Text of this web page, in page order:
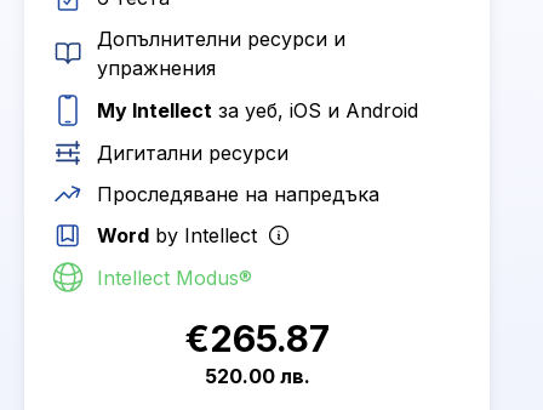
Допълнителни ресурси и
упражнения
My Intellect за уеб, iOS и Android
Дигитални ресурси
Проследяване на напредъка
Word by Intellect
Intellect Modus®
€265.87
520.00 лв.